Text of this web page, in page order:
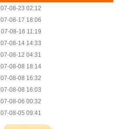
07-08-23 02:12
07-08-17 18:06
07-08-16 11:19
07-08-14 14:33
07-08-12 04:31
07-08-08 18:14
07-08-08 16:32
07-08-08 16:03
07-08-06 00:32
07-08-05 09:41